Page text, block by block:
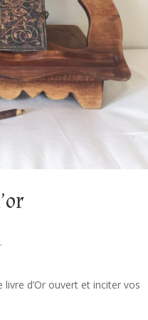
d’Or ouvert et inciter vos